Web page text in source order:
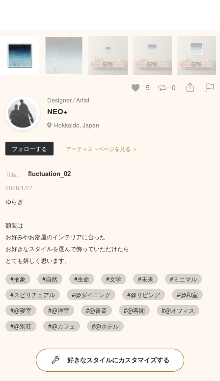
5 0
Designer / Artist
NEO+
Hokkaido, Japan
フォローする アーティストページを見る ＞
Title: fluctuation_02
2026/1/27
ゆらぎ
額装は
お好みやお部屋のインテリアに合った
お好きなスタイルを選んで飾っていただけたら
とても嬉しく思います。
#抽象 #自然 #生命 #文学 #未来
#ミニマル
#スピリチュアル
#@ダイニング #@リビング
#@和室
#@寝室
#@洋室 #@書斎 #@客間
#@オフィス
#@別荘
#@カフェ #@ホテル
好きなスタイルにカスタマイズする